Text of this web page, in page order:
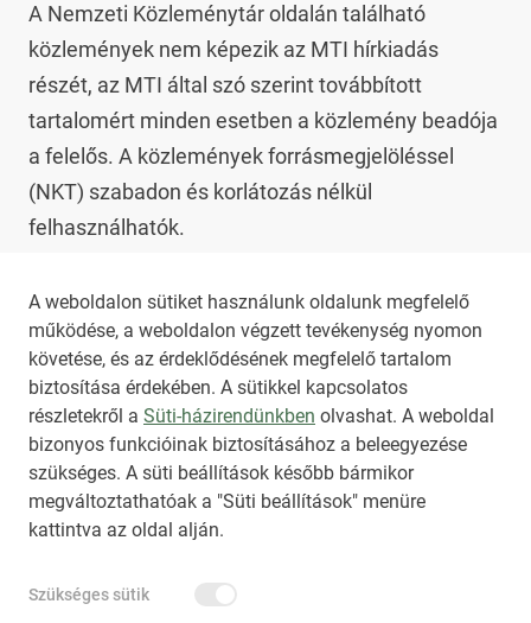
A weboldalon sütiket használunk oldalunk megfelelő
működése, a weboldalon végzett tevékenység nyomon
követése, és az érdeklődésének megfelelő tartalom
biztosítása érdekében. A sütikkel kapcsolatos
részletekről a Süti-házirendünkben olvashat. A weboldal
bizonyos funkcióinak biztosításához a beleegyezése
szükséges. A süti beállítások később bármikor
megváltoztathatóak a "Süti beállítások" menüre
kattintva az oldal alján.
Szükséges sütik
A Nemzeti Közleménytár oldalán található
közlemények nem képezik az MTI hírkiadás
részét, az MTI által szó szerint továbbított
tartalomért minden esetben a közlemény beadója
a felelős. A közlemények forrásmegjelöléssel
(NKT) szabadon és korlátozás nélkül
felhasználhatók.
Az NKT szolgáltatással kapcsolatban további
információt az nkt@dunamsz.hu elektronikus
levelező címen kaphat.
HIRADO.HU MEDIAKLIKK.HU
M4SPORT.HU NEMZETISPORT.HU
NEMZETI KÖZLEMÉNYTÁR MEGRENDELÉS